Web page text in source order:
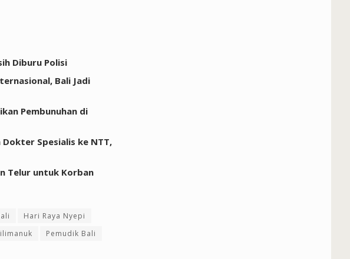
Diburu Polisi
Bali Jadi
Pembunuhan di
Spesialis ke NTT,
Telur untuk Korban
Hari Raya Nyepi
Pemudik Bali